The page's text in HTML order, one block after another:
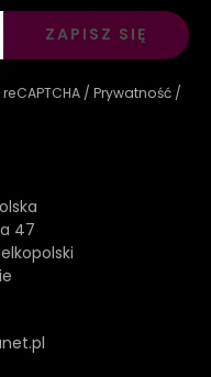
ZAPISZ SIĘ
/ Prywatność /
47